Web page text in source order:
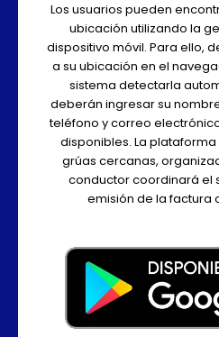
Los usuarios pueden
ubicación utilizando la
dispositivo móvil. Para ello,
a su ubicación en el
sistema detectarla
deberán ingresar su
teléfono y correo
disponibles. La
grúas cercanas,
conductor coordinará el
emisión de la factura